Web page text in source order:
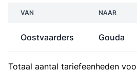
VAN NAAR
Oostvaarders Gouda
Totaal aantal tariefeenheden